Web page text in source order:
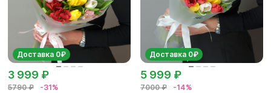
Доставка 0₽
5790 ₽ -31%
3 999 ₽
Доставка 0₽
7000 ₽ -14%
5 999 ₽